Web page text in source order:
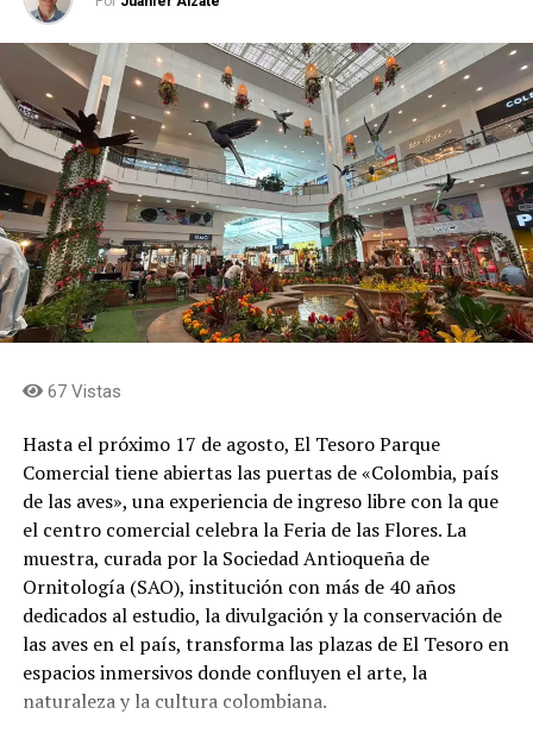
67 Vistas
Hasta el próximo 17 de agosto, El Tesoro Parque
Comercial tiene abiertas las puertas de «Colombia, país
de las aves», una experiencia de ingreso libre con la que
el centro comercial celebra la Feria de las Flores. La
muestra, curada por la Sociedad Antioqueña de
Ornitología (SAO), institución con más de 40 años
dedicados al estudio, la divulgación y la conservación de
las aves en el país, transforma las plazas de El Tesoro en
espacios inmersivos donde confluyen el arte, la
naturaleza y la cultura colombiana.